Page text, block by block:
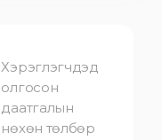
Хэрэглэгчдэд
олгосон
даатгалын
нөхөн төлбөр